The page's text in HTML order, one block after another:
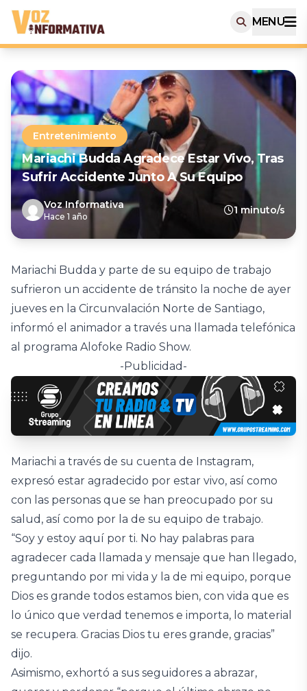
MENU
Entretenimiento
Mariachi Budda Agradece Estar Vivo, Tras
Sufrir Accidente Junto A Su Equipo
Voz Informativa
Hace 1 año
1 minuto/s
Mariachi Budda y parte de su equipo de trabajo
sufrieron un accidente de tránsito la noche de ayer
jueves en la Circunvalación Norte de Santiago,
informó el animador a través una llamada telefónica
al programa Alofoke Radio Show.
-Publicidad-
Mariachi a través de su cuenta de Instagram,
expresó estar agradecido por estar vivo, así como
con las personas que se han preocupado por su
salud, así como por la de su equipo de trabajo.
“Soy y estoy aquí por ti. No hay palabras para
agradecer cada llamada y mensaje que han llegado,
preguntando por mi vida y la de mi equipo, porque
Dios es grande todos estamos bien, con vida que es
lo único que verdad tenemos e importa, lo material
se recupera. Gracias Dios tu eres grande, gracias”
dijo.
Asimismo, exhortó a sus seguidores a abrazar,